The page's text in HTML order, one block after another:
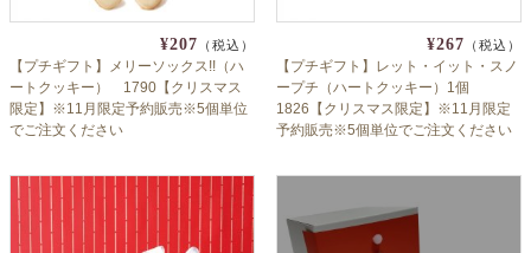
¥207 （税込）
【プチギフト】メリーソックス!!（ハ
ートクッキー） 1790【クリスマス
限定】※11月限定予約販売※5個単位
でご注文ください
¥267 （税込）
【プチギフト】レット・イット・スノ
ープチ（ハートクッキー）1個
1826【クリスマス限定】※11月限定
予約販売※5個単位でご注文ください